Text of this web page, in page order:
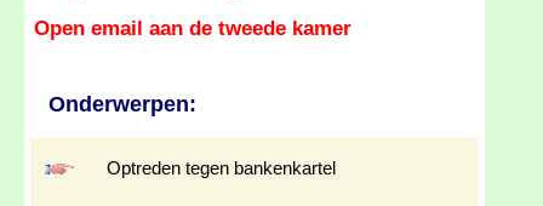
Open email aan de tweede kamer
Onderwerpen:
Optreden tegen bankenkartel